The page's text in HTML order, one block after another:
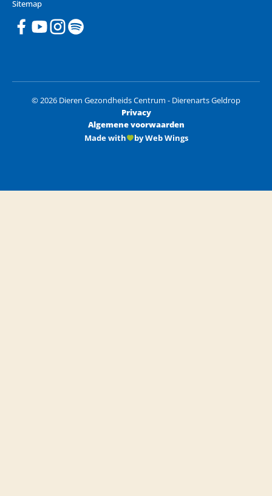
Sitemap
© 2026 Dieren Gezondheids Centrum - Dierenarts Geldrop
Privacy
Algemene voorwaarden
Made with
by Web Wings